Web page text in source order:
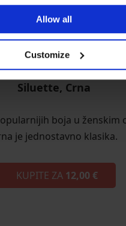
Allow all
Customize
Siluette, Crna
boja u ženskim
je jednostavno klasika.
KUPITE ZA 12,00 €